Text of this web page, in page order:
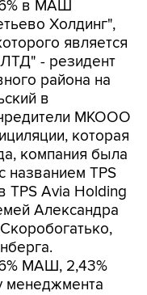
в МАШ
Холдинг",
является
- резидент
района на
в
МКООО
которая
компания была
названием TPS
TPS Avia Holding
Александра
МАШ, 2,43%
менеджмента